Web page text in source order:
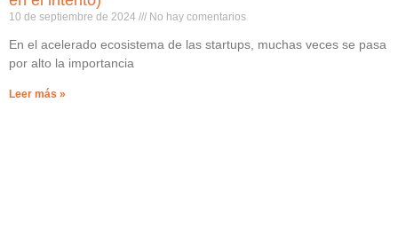
10 de septiembre de 2024 No hay comentarios
En el acelerado ecosistema de las startups, muchas veces se pasa
por alto la importancia
Leer más »